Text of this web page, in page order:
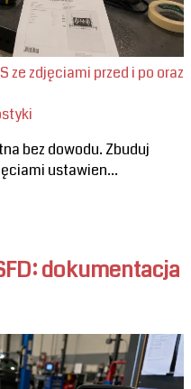
ze zdjęciami przed i po oraz
bez dowodu. Zbuduj
ustawien...
dokumentacja